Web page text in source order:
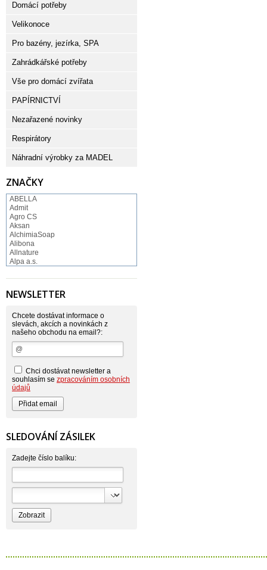
Domácí potřeby
Velikonoce
Pro bazény, jezírka, SPA
Zahrádkářské potřeby
Vše pro domácí zvířata
PAPÍRNICTVÍ
Nezařazené novinky
Respirátory
Náhradní výrobky za MADEL
ZNAČKY
ABELLA
Admit
Agro CS
Aksan
AlchimiaSoap
Alibona
Allnature
Alpa a.s.
Alufix
Astonish
Atlantic
AutoMax Group
Axcentive
BaL
Bateria
Beauty Lille
Beiersdorf - Nivea
Bella
Benkor
BERGEN S. R. L.
Bettina Barty
Bio-repel
Bioclean
Biolit
BIOM s.r.o.
Bioprospect
Bispol
Blue Stratos
BlueSun
Bolton
NEWSLETTER
Chcete dostávat informace o
slevách, akcích a novinkách z
našeho obchodu na email?:
Chci dostávat newsletter a
souhlasím se zpracováním osobních
údajů
SLEDOVÁNÍ ZÁSILEK
Zadejte číslo balíku: